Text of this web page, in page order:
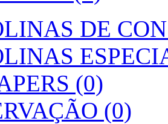
DE
(0)
(0)